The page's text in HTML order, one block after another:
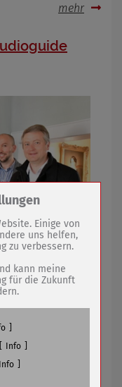
mehr
für
Cookies /
(Wenko-
KG)
/ SPAM
Einige von
uns helfen,
zu verbessern.
kann meine
für die Zukunft
Info
Info